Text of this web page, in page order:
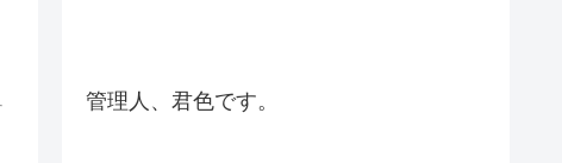
管理人、君色です。